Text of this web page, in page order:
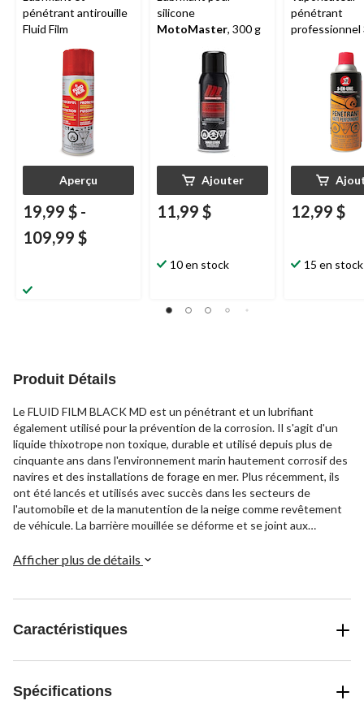
pénétrant antirouille
Fluid Film
Aperçu
19,99 $ -
109,99 $
silicone
MotoMaster, 300 g
Ajouter
11,99 $
10 en stock
pénétrant
professionnel
12,99 $
15 en stock
Produit Détails
Le FLUID FILM BLACK MD est un pénétrant et un lubrifiant
également utilisé pour la prévention de la corrosion. Il s'agit d'un
liquide thixotrope non toxique, durable et utilisé depuis plus de
cinquante ans dans l'environnement marin hautement corrosif des
navires et des installations de forage en mer. Plus récemment, ils
ont été lancés et utilisés avec succès dans les secteurs de
l'automobile et de la manutention de la neige comme revêtement
de véhicule. La barrière mouillée se déforme et se joint aux
contre la corrosion causée par les sels et les brines. L'ajout du
formulé à partir de cire de laine spécialement traitée, d'huiles de
pétrole hautement raffinées et d'agents sélectionnés pour
pas de solvants, ne sèche pas et pénètre dans la base de tous les
Afficher plus de détails
Caractéristiques
Spécifications